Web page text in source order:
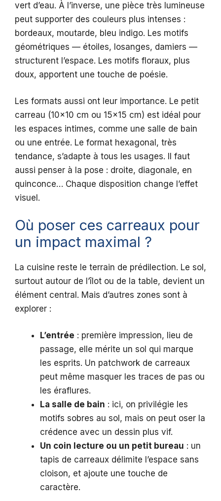
vert d’eau. À l’inverse, une pièce très lumineuse
peut supporter des couleurs plus intenses :
bordeaux, moutarde, bleu indigo. Les motifs
géométriques — étoiles, losanges, damiers —
structurent l’espace. Les motifs floraux, plus
doux, apportent une touche de poésie.
Les formats aussi ont leur importance. Le petit
carreau (10×10 cm ou 15×15 cm) est idéal pour
les espaces intimes, comme une salle de bain
ou une entrée. Le format hexagonal, très
tendance, s’adapte à tous les usages. Il faut
aussi penser à la pose : droite, diagonale, en
quinconce… Chaque disposition change l’effet
visuel.
Où poser ces carreaux pour
un impact maximal ?
La cuisine reste le terrain de prédilection. Le sol,
surtout autour de l’îlot ou de la table, devient un
élément central. Mais d’autres zones sont à
explorer :
L’entrée : première impression, lieu de
passage, elle mérite un sol qui marque
les esprits. Un patchwork de carreaux
peut même masquer les traces de pas ou
les éraflures.
La salle de bain : ici, on privilégie les
motifs sobres au sol, mais on peut oser la
crédence avec un dessin plus vif.
Un coin lecture ou un petit bureau : un
tapis de carreaux délimite l’espace sans
cloison, et ajoute une touche de
caractère.